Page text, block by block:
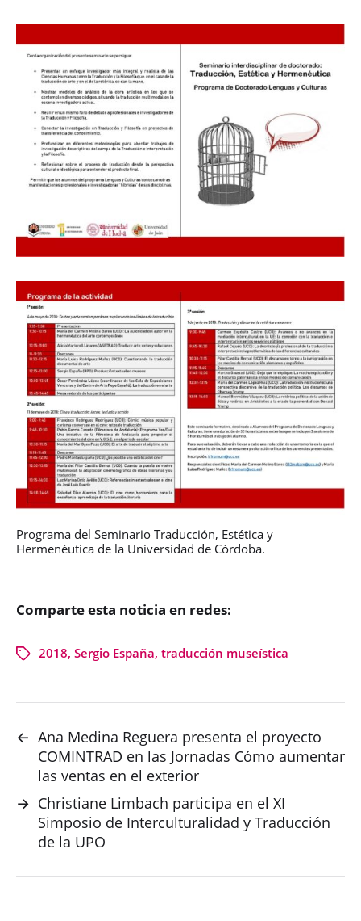
Programa del Seminario Traducción, Estética y
Hermenéutica de la Universidad de Córdoba.
Comparte esta noticia en redes:
2018, Sergio España, traducción museística
← Ana Medina Reguera presenta el proyecto
COMINTRAD en las Jornadas Cómo aumentar
las ventas en el exterior
→ Christiane Limbach participa en el XI
Simposio de Interculturalidad y Traducción
de la UPO